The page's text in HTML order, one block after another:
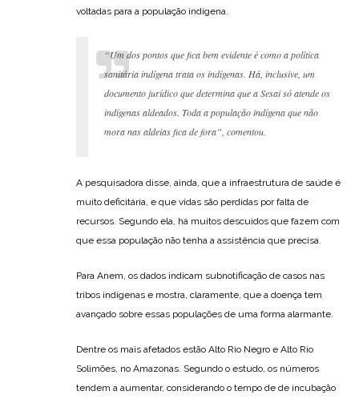
voltadas para a população indígena.
“Um dos pontos que fica bem evidente é como a política
sanitária indígena trata os indígenas. Há, inclusive, um
documento jurídico que determina que a Sesai só atende os
indígenas aldeados. Toda a população indígena que não
mora nas aldeias fica de fora”, comentou.
A pesquisadora disse, ainda, que a infraestrutura de saúde é
muito deficitária, e que vidas são perdidas por falta de
recursos. Segundo ela, há muitos descuidos que fazem com
que essa população não tenha a assistência que precisa.
Para Anem, os dados indicam subnotificação de casos nas
tribos indígenas e mostra, claramente, que a doença tem
avançado sobre essas populações de uma forma alarmante.
Dentre os mais afetados estão Alto Rio Negro e Alto Rio
Solimões, no Amazonas. Segundo o estudo, os números
tendem a aumentar, considerando o tempo de de incubação